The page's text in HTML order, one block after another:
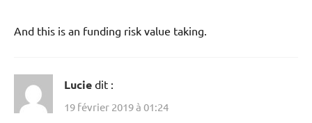
And this is an funding risk value taking.
Lucie dit :
19 février 2019 à 01:24